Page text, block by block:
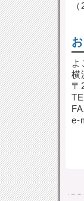
横
e-